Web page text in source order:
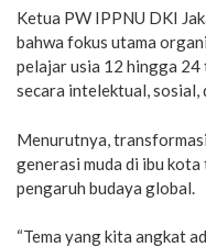
Ketua PW IPPNU DKI
bahwa fokus utama
pelajar usia 12 hingga 24
secara intelektual, sosial,
Menurutnya,
generasi muda di ibu
pengaruh budaya global.
“Tema yang kita angkat